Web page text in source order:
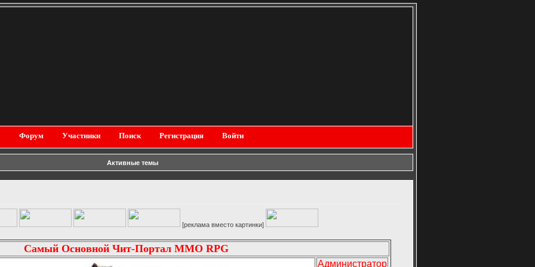
Форум Участники Поиск Регистрация Войти
Активные темы
[реклама вместо картинки]
Самый Основной Чит-Портал MMO RPG
Администратор